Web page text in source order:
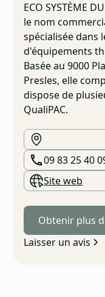
ECO SYSTÈME
le nom
spécialisée dans
d'équipements
Basée au 9000
Presles, elle
dispose de
QualiPAC.
09 83 25 40
Site web
Obtenir plus
Laisser un avis